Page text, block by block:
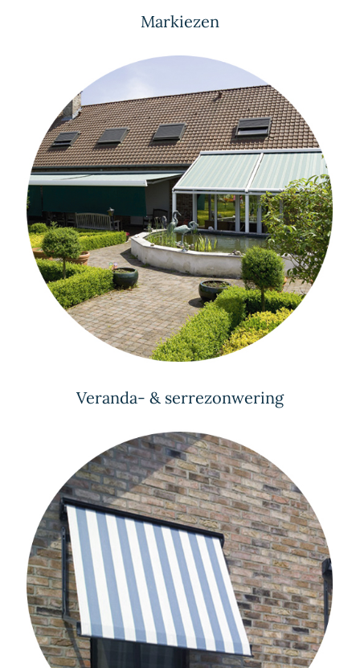
Markiezen
Veranda- & serrezonwering